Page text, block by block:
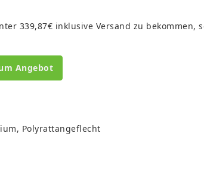
339,87€ inklusive Versand zu bekommen,
Angebot
Polyrattangeflecht